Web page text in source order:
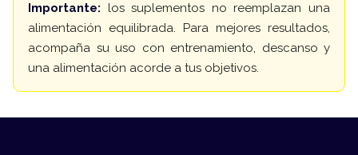
Importante: los suplementos no reemplazan una
alimentación equilibrada. Para mejores resultados,
acompaña su uso con entrenamiento, descanso y
una alimentación acorde a tus objetivos.